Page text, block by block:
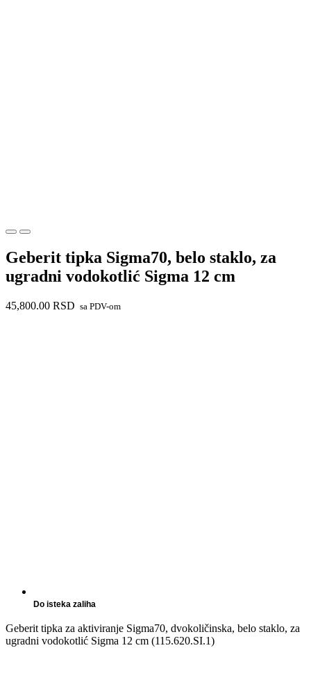
Geberit tipka Sigma70, belo staklo, za
ugradni vodokotlić Sigma 12 cm
45,800.00 RSD sa PDV-om
Do isteka zaliha
Geberit tipka za aktiviranje Sigma70, dvokoličinska, belo staklo, za
ugradni vodokotlić Sigma 12 cm (115.620.SI.1)